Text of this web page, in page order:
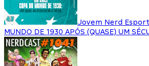
Jovem Nerd
MUNDO DE 1930 APÓS (QUASE) UM